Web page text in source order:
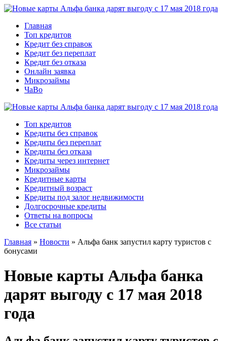
Главная
Топ кредитов
Кредит без справок
Кредит без переплат
Кредит без отказа
Онлайн заявка
Микрозаймы
ЧаВо
Топ кредитов
Кредиты без справок
Кредиты без переплат
Кредиты без отказа
Кредиты через интернет
Микрозаймы
Кредитные карты
Кредитный возраст
Кредиты под залог недвижимости
Долгосрочные кредиты
Ответы на вопросы
Все статьи
Главная » Новости » Альфа банк запустил карту туристов с
бонусами
Новые карты Альфа банка
дарят выгоду с 17 мая 2018
года